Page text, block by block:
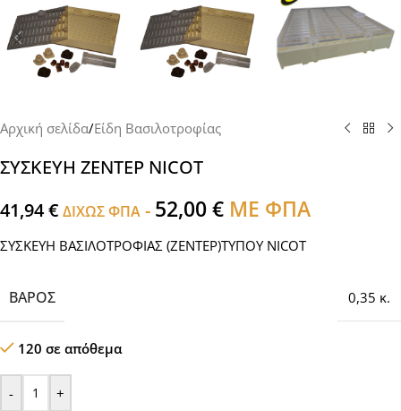
Αρχική σελίδα/Είδη Βασιλοτροφίας
ΣΥΣΚΕΥΗ ΖΕΝΤΕΡ NICOT
41,94€ ΔΙΧΩΣ ΦΠΑ - 52,00€ ΜΕ ΦΠΑ
ΣΥΣΚΕΥΗ ΒΑΣΙΛΟΤΡΟΦΙΑΣ (ΖΕΝΤΕΡ)ΤΥΠΟΥ NICOT
ΒΆΡΟΣ 0,35 κ.
120 σε απόθεμα
- +